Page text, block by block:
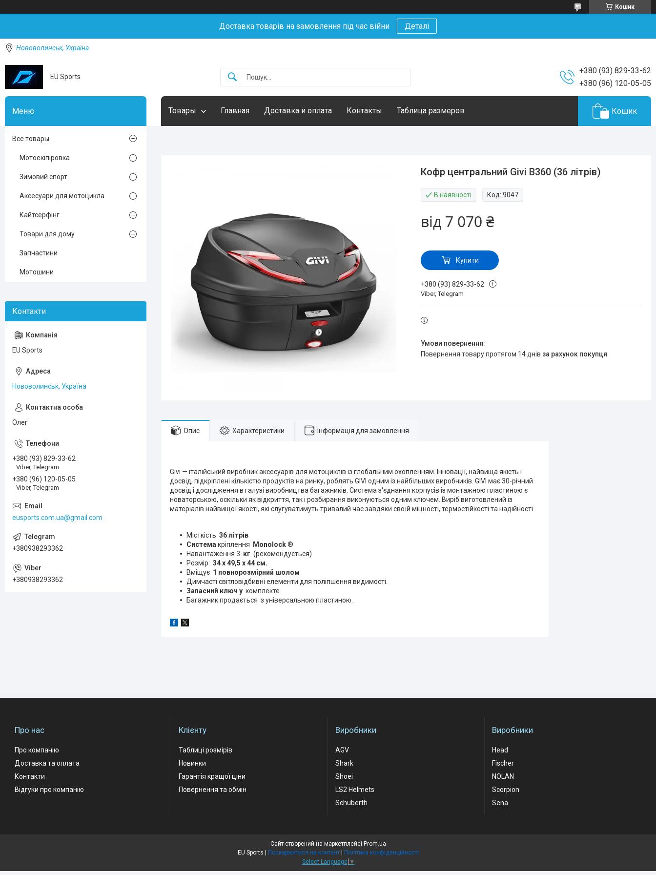
Кошик
Доставка товарів на замовлення під час війни Деталі
Нововолинськ, Україна
EU Sports
+380 (93) 829-33-62
+380 (96) 120-05-05
Товары Главная Доставка и оплата Контакты Таблица размеров Кошик
Кофр центральний Givi B360 (36 літрів)
В наявності Код:9047
від 7 070 ₴
Купити
+380 (93) 829-33-62
Viber, Telegram
повернення товару протягом 14 днів за рахунок покупця
Опис Характеристики Інформація для замовлення
Givi — італійський виробник аксесуарів для мотоциклів із глобальним охопленням. Інновації, найвища якість і
досвід, підкріплені кількістю продуктів на ринку, роблять GIVI одним із найбільших виробників. GIVI має 30-річний
досвід і дослідження в галузі виробництва багажників. Система з'єднання корпусів із монтажною пластиною є
новаторською, оскільки як відкриття, так і розбирання виконуються одним ключем. Виріб виготовлений із
матеріалів найвищої якості, які слугуватимуть тривалий час завдяки своїй міцності, термостійкості та надійності
Місткість 36 літрів
Система кріплення Monolock®
Навантаження 3 кг (рекомендується)
Розмір: 34 х 49,5 х 44 см.
Вміщує 1 повнорозмірний шолом
Димчасті світловідбивні елементи для поліпшення видимості.
Запасний ключ у комплекте
Багажник продається з універсальною пластиною.
Все товары
Мотоекіпіровка
Зимовий спорт
Аксесуари для мотоцикла
Кайтсерфінг
Товари для дому
Запчастини
Мотошини
EU Sports
Нововолинськ, Україна
Олег
+380 (93) 829-33-62
Viber, Telegram
+380 (96) 120-05-05
Viber, Telegram
eusports.com.ua@gmail.com
+380938293362
+380938293362
Про нас
Про компанію
Доставка та оплата
Контакти
Відгуки про компанію
Клієнту
Таблиці розмірів
Новинки
Гарантія кращої ціни
Повернення та обмін
Виробники
AGV
Shark
Shoei
LS2 Helmets
Schuberth
Виробники
Head
Fischer
NOLAN
Scorpion
Sena
Сайт створений на маркетплейсі Prom.ua
Поскаржитися на контент
Політика конфіденційності
Select Language ▼